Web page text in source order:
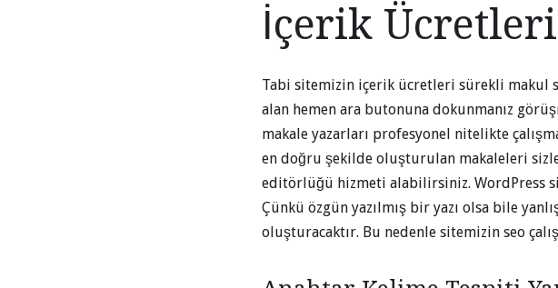
İçerik
Tabi sitemizin içerik ücretleri sürekli makul
alan hemen ara butonuna dokunmanız
makale yazarları profesyonel nitelikte
en doğru şekilde oluşturulan makaleleri
editörlüğü hizmeti alabilirsiniz. WordPress
Çünkü özgün yazılmış bir yazı olsa bile
oluşturacaktır. Bu nedenle sitemizin seo